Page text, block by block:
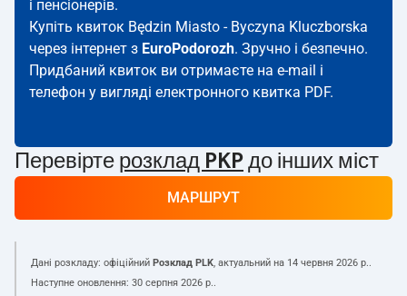
і пенсіонерів.
Купіть квиток Będzin Miasto - Byczyna Kluczborska
через інтернет з EuroPodorozh. Зручно і безпечно.
Придбаний квиток ви отримаєте на e-mail і
телефон у вигляді електронного квитка PDF.
Перевірте розклад PKP до інших міст
МАРШРУТ
Дані розкладу: офіційний Розклад PLK, актуальний на 14 червня 2026 р..
Наступне оновлення: 30 серпня 2026 р..